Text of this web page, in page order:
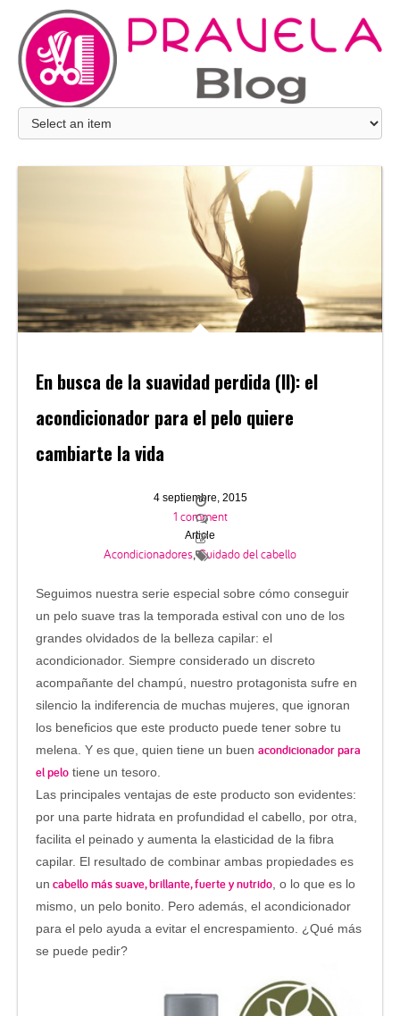
En busca de la suavidad perdida (II): el
acondicionador para el pelo quiere
cambiarte la vida
4 septiembre, 2015
1 comment
Article
Acondicionadores,Cuidado del cabello
Seguimos nuestra serie especial sobre cómo conseguir
un pelo suave tras la temporada estival con uno de los
grandes olvidados de la belleza capilar: el
acondicionador. Siempre considerado un discreto
acompañante del champú, nuestro protagonista sufre en
silencio la indiferencia de muchas mujeres, que ignoran
los beneficios que este producto puede tener sobre tu
melena. Y es que, quien tiene un buen acondicionador para
el pelo tiene un tesoro.
Las principales ventajas de este producto son evidentes:
por una parte hidrata en profundidad el cabello, por otra,
facilita el peinado y aumenta la elasticidad de la fibra
capilar. El resultado de combinar ambas propiedades es
un cabello más suave, brillante, fuerte y nutrido, o lo que es lo
mismo, un pelo bonito. Pero además, el acondicionador
para el pelo ayuda a evitar el encrespamiento. ¿Qué más
se puede pedir?